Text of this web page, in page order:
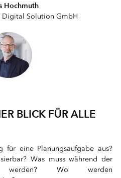
Hochmuth
Digital Solution GmbH
BLICK FÜR ALLE
eine Planungsaufgabe aus?
Was muss während der
werden? Wo werden